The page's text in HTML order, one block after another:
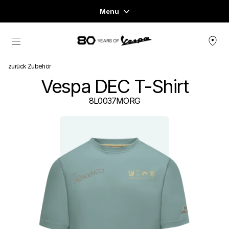
Menu
Home
KLEIDUNG & LIFESTYLE
CONCEPT STORE
zurück zum Hauptinhalt
zurück Zubehör
Vespa DEC T-Shirt
8L0037MORG